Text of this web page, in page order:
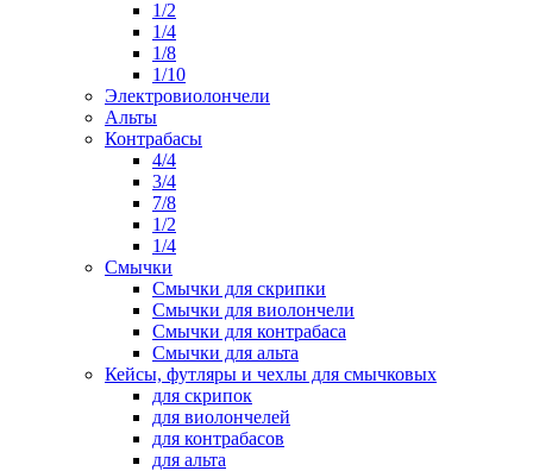
1/2
1/4
1/8
1/10
Электровиолончели
Альты
Контрабасы
4/4
3/4
7/8
1/2
1/4
Смычки
Смычки для скрипки
Смычки для виолончели
Смычки для контрабаса
Смычки для альта
Кейсы, футляры и чехлы для смычковых
для скрипок
для виолончелей
для контрабасов
для альта